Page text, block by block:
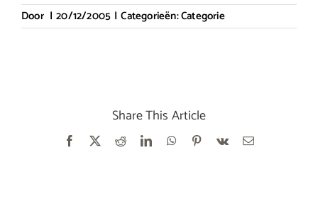
Door | 20/12/2005 | Categorieën:Categorie
Share This Article
Facebook RedditLinkedInWhatsApp
Pinterest
Vk
E-